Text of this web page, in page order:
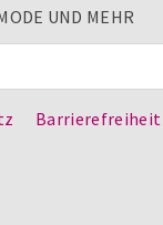
UND MEHR
Barrierefreiheit